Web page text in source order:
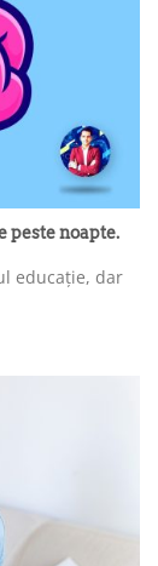
peste noapte.
educație, dar